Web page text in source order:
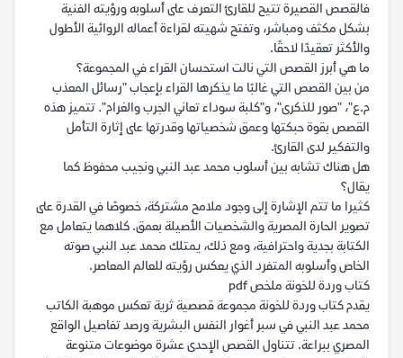
فالقصص القصيرة تتيح للقارئ التعرف على أسلوبه ورؤيته الفنية
بشكل مكثف ومباشر، وتفتح شهيته لقراءة أعماله الروائية الأطول
والأكثر تعقيدًا لاحقًا.
ما هي أبرز القصص التي نالت استحسان القراء في المجموعة؟
من بين القصص التي غالبًا ما يذكرها القراء بإعجاب "رسائل المعذب
م.ع"، "صور للذكرى"، و"كلبة سوداء تعاني الجرب والغرام". تتميز هذه
القصص بقوة حبكتها وعمق شخصياتها وقدرتها على إثارة التأمل
والتفكير لدى القارئ.
هل هناك تشابه بين أسلوب محمد عبد النبي ونجيب محفوظ كما
يقال؟
كثيرا ما تتم الإشارة إلى وجود ملامح مشتركة، خصوصًا في القدرة على
تصوير الحارة المصرية والشخصيات الأصيلة بعمق. كلاهما يتعامل مع
الكتابة بجدية واحترافية، ومع ذلك، يمتلك محمد عبد النبي صوته
الخاص وأسلوبه المتفرد الذي يعكس رؤيته للعالم المعاصر.
كتاب وردة للخونة ملخص pdf
يقدم كتاب وردة للخونة مجموعة قصصية ثرية تعكس موهبة الكاتب
محمد عبد النبي في سبر أغوار النفس البشرية ورصد تفاصيل الواقع
المصري ببراعة. تتناول القصص الإحدى عشرة موضوعات متنوعة